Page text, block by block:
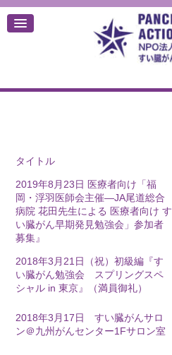
タイトル
2019年8月23日 医療者向け「福
岡・浮羽医師会主催―JA尾道総合
病院 花田先生による 医療者向け す
い臓がん早期発見勉強会」参加者
募集』
2018年3月21日（祝）初級編『す
い臓がん勉強会 スプリングスペ
シャル in 東京』（満員御礼）
2018年3月17日 すい臓がんサロ
ン＠九州がんセンター1Fサロン室